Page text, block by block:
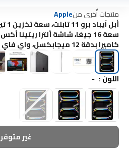
منتجات أُخرى منApple
كاميرا بدقة 12 ميجابكسل، واي فاي و5G مع زجاج نانوي
اللون:
-
غير متوفر